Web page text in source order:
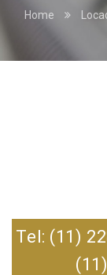
Home
Tel: (11)